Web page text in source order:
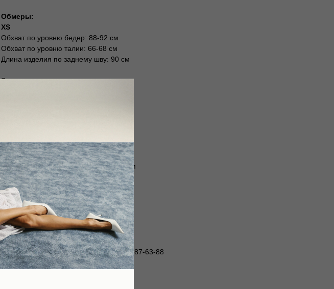
Обмеры:
XS
Обхват по уровню бедер: 88-92 см
Обхват по уровню талии: 66-68 см
Длина изделия по заднему шву: 90 см
S
Обхват по уровню бедер: 96-102 см
Обхват по уровню талии: 72-76 см
Длина изделия по заднему шву: 93.5 см
L
Обхват по уровню бедер: 102-108 см
Обхват по уровню талии: 77-81 см
Длина изделия по заднему шву: 94 см
На фото размер XS
Параметры модели на фото: рост 175, 87-63-88